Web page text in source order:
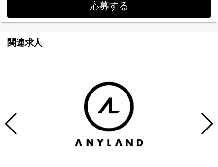
応募する
関連求人